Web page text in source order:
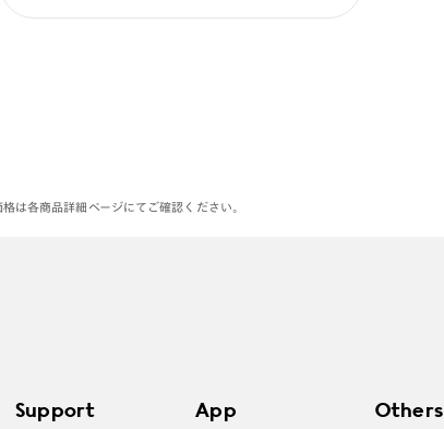
は各商品詳細ページにてご確認ください。
Support App Others